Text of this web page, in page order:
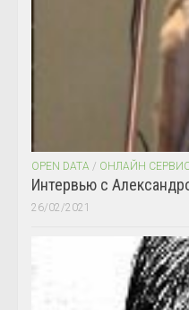
OPEN DATA / ОНЛАЙН
Интервью с
26/02/2021